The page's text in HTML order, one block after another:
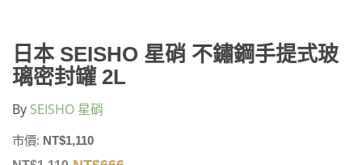
日本 SEISHO 星硝 不鏽鋼手提式玻
璃密封罐 2L
By SEISHO 星硝
市價: NT$1,110